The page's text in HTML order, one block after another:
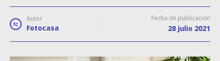
Autor
Fotocasa
Fecha de publicación
28 julio 2021